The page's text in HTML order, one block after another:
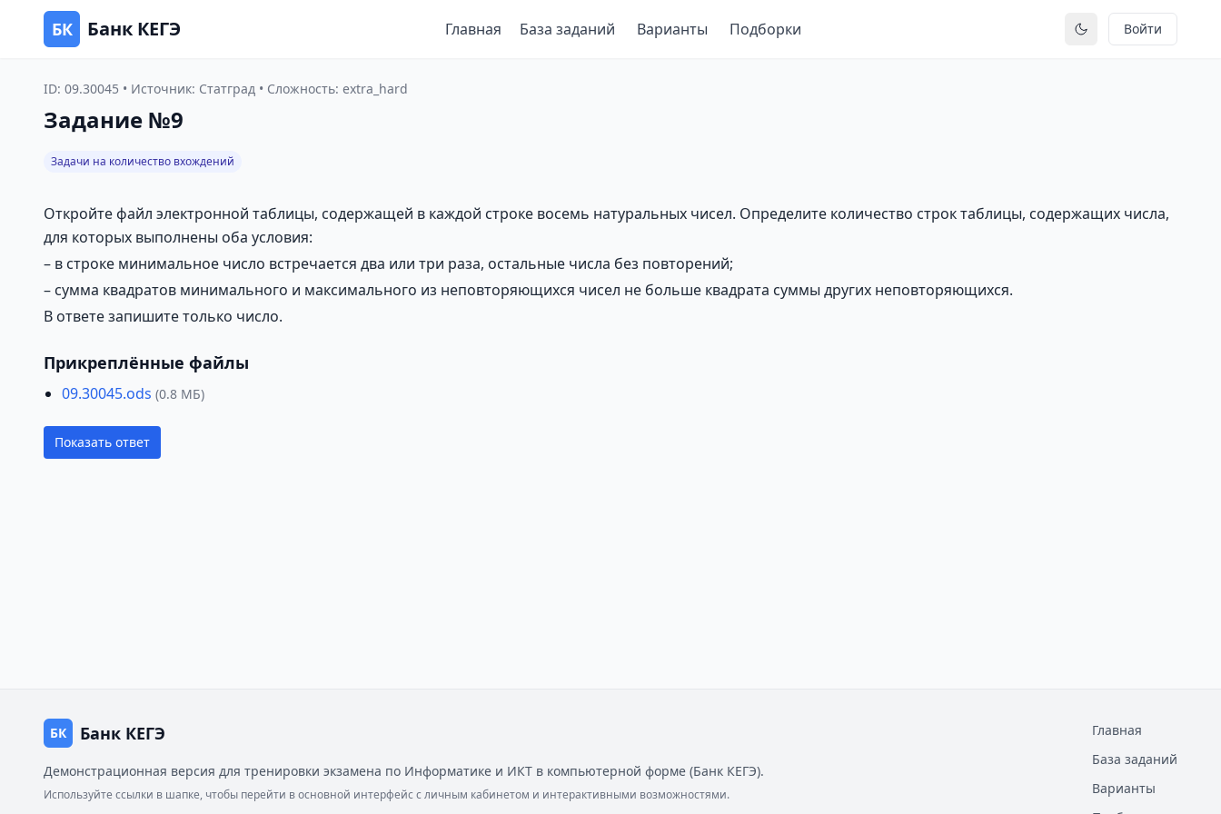
БК Банк КЕГЭ Главная База заданий Варианты Подборки Переключить тему
Войти
ID: 09.30045 • Источник: Статград • Сложность: extra_hard
Задание №9
Задачи на количество вхождений
Откройте файл электронной таблицы, содержащей в каждой строке восемь натуральных чисел. Определите количество строк таблицы, содержащих числа,
для которых выполнены оба условия:
– в строке минимальное число встречается два или три раза, остальные числа без повторений;
– сумма квадратов минимального и максимального из неповторяющихся чисел не больше квадрата суммы других неповторяющихся.
В ответе запишите только число.
Прикреплённые файлы
09.30045.ods (0.8 МБ)
Показать ответ
БК Банк КЕГЭ
Демонстрационная версия для тренировки экзамена по Информатике и ИКТ в компьютерной форме (Банк КЕГЭ).
Используйте ссылки в шапке, чтобы перейти в основной интерфейс с личным кабинетом и интерактивными возможностями.
Главная
База заданий
Варианты